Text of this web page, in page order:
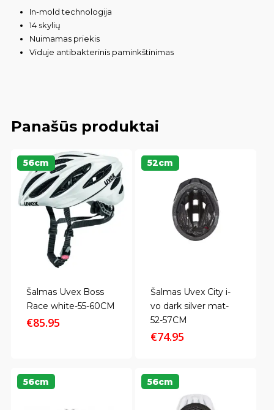
In-mold technologija
14 skylių
Nuimamas priekis
Viduje antibakterinis paminkštinimas
Panašūs produktai
Šalmas Uvex Boss
Race white-55-60CM
€85.95
56cm
Šalmas Uvex City i-
vo dark silver mat-
52-57CM
€74.95
52cm
56cm 56cm